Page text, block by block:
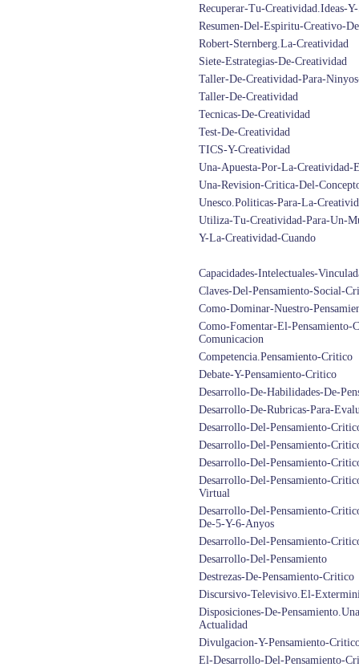
Recuperar-Tu-Creatividad.Ideas-
Resumen-Del-Espiritu-Creativo-
Robert-Sternberg.La-Creatividad
Siete-Estrategias-De-Creatividad
Taller-De-Creatividad-Para-
Taller-De-Creatividad
Tecnicas-De-Creatividad
Test-De-Creatividad
TICS-Y-Creatividad
Una-Apuesta-Por-La-Creatividad-
Una-Revision-Critica-Del-
Unesco.Politicas-Para-La-
Utiliza-Tu-Creatividad-Para-Un-
Y-La-Creatividad-Cuando
Capacidades-Intelectuales-
Claves-Del-Pensamiento-Social-
Como-Dominar-Nuestro-
Como-Fomentar-El-
Comunicacion
Competencia.Pensamiento-Critico
Debate-Y-Pensamiento-Critico
Desarrollo-De-Habilidades-De-
Desarrollo-De-Rubricas-Para-
Desarrollo-Del-Pensamiento-
Desarrollo-Del-Pensamiento-
Desarrollo-Del-Pensamiento-
Desarrollo-Del-Pensamiento-
Virtual
Desarrollo-Del-Pensamiento-
De-5-Y-6-Anyos
Desarrollo-Del-Pensamiento-
Desarrollo-Del-Pensamiento
Destrezas-De-Pensamiento-Critico
Discursivo-Televisivo.El-
Disposiciones-De-
Actualidad
Divulgacion-Y-Pensamiento-
El-Desarrollo-Del-Pensamiento-